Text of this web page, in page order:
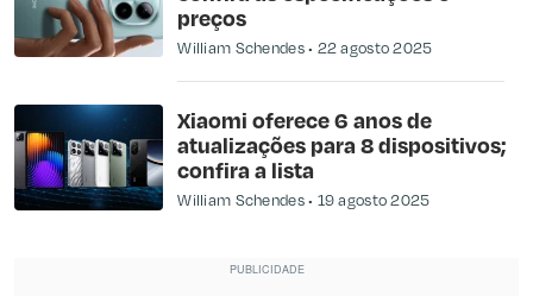
preços
William Schendes 22 agosto 2025
Xiaomi oferece 6 anos de
atualizações para 8 dispositivos;
confira a lista
William Schendes 19 agosto 2025